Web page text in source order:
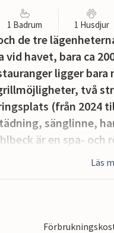
1 Badrum 1 Husdjur
de tre
havet, bara ca
ligger
två
(från 2024
sänglinne,
är en spa-
i denna fastighet.
sovrum
Läs